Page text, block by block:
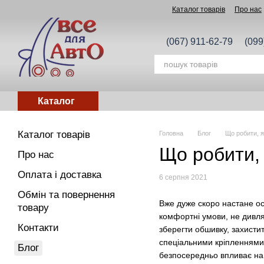
Каталог товарів Про нас
(067) 911-62-79
Каталог
Головна Блог Що робити,
Що робити,
6 серпня 2021
Вже дуже скоро настане
комфортні умови, не
зберегти обшивку,
спеціальними
безпосередньо впливає
Каталог товарів
Про нас
Оплата і доставка
Обмін та повернення
товару
Контакти
Блог